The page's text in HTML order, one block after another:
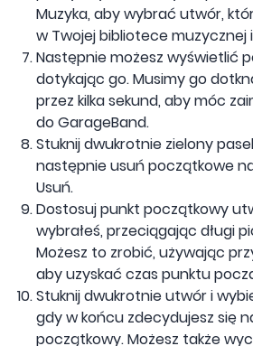
Muzyka, aby wybrać utwór,
w Twojej bibliotece muzycznej
Następnie możesz wyświetlić
dotykając go. Musimy go
przez kilka sekund, aby móc
do GarageBand.
Stuknij dwukrotnie zielony
następnie usuń początkowe
Usuń.
Dostosuj punkt początkowy
wybrałeś, przeciągając długi
Możesz to zrobić, używając
aby uzyskać czas punktu
Stuknij dwukrotnie utwór i
gdy w końcu zdecydujesz się
początkowy. Możesz także